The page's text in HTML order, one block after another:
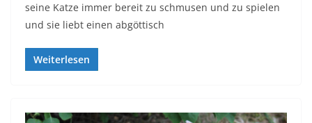
seine Katze immer bereit zu schmusen und zu spielen
und sie liebt einen abgöttisch
Weiterlesen